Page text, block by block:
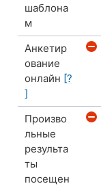
шаблона
м
Анкетир
ование
онлайн [?
]
Произво
льные
результа
ты
посещен